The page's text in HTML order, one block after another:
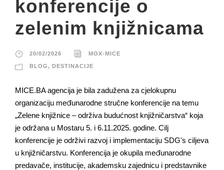
konferencije o
zelenim knjižnicama
20/02/2026 MOX-MICE
BLOG, DESTINACIJE
MICE.BA agencija je bila zadužena za cjelokupnu
organizaciju međunarodne stručne konferencije na temu
„Zelene knjižnice – održiva budućnost knjižničarstva“ koja
je održana u Mostaru 5. i 6.11.2025. godine. Cilj
konferencije je održivi razvoj i implementaciju SDG's ciljeva
u knjižničarstvu. Konferencija je okupila međunarodne
predavače, institucije, akademsku zajednicu i predstavnike